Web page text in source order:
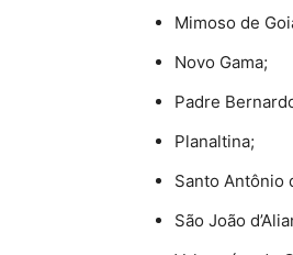
Mimoso de
Novo Gama;
Padre
Planaltina;
Santo Antônio
São João